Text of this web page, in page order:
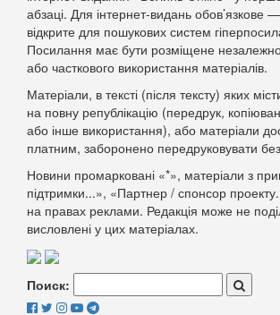
абзаці. Для інтернет-видань обов’язкове
відкрите для пошукових систем
Посилання має бути розміщене
або часткового використання матеріалів.
Матеріали, в тексті (після тексту) яких
на повну републікацію (передрук,
або інше використання), або матеріали
платним, заборонено передруковувати без
Новини промарковані «*», матеріали з
підтримки...», «Партнер / спонсор
на правах реклами. Редакція може не
висловлені у цих матеріалах.
Поиск: